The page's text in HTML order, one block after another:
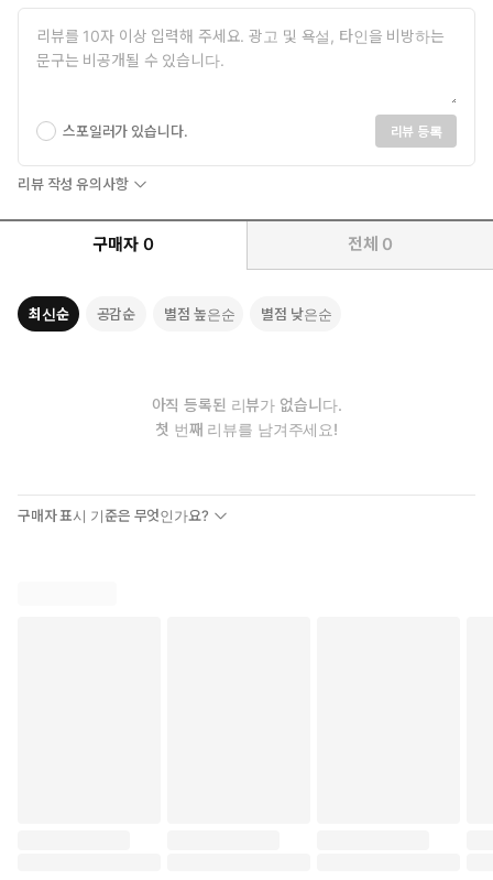
문제를 포함하여, 시험에 많이 나오지는 않더라도 그런 중요한 분
야의 소개에 많은 지면을 할애했습니다. 의사국가고시만을 목표
로 간략히 정리하고 넘어가면 오히려 제대로 이해하기 어려운 내
용들도 많기 때문에, 내과전문의시험 수준까지 충분히 대비할 수
있도록 심도 깊게 정리했습니다.
내과는 임상의학의 밑바탕이 되는 가장 중요한 과목이므로 열심히
공부해놓으면 다른 과목들의 학습에도 큰 도움이 될 것입니다. 다만
인공지능, 원격의료, 해묵은 의료수가문제, 워라밸 등에 따라 내과를
지원하는 학생이 크게 줄어든 것은 가슴 아픈 현실입니다. COVID-
19 등 점점 심각해지는 감염병들, 고령화 사회에 따른 만성질환의
증가, 기타 환경 사회적인 많은 문제들을 앞에 두고 뿌리 깊은 복
로 공부해주신 많은 분들께 깊은 감사드립니다. 끝으로 이번 개정판
이 나오기까지 애써주신 군자출판사의 장주연 사장님과 김도성 차
스포일러가 있습니다. 리뷰 등록
리뷰 작성 유의사항
구매자 0 전체 0
최신순 공감순 별점 높은순 별점 낮은순
아직 등록된 리뷰가 없습니다.
첫 번째 리뷰를 남겨주세요!
구매자 표시 기준은 무엇인가요?